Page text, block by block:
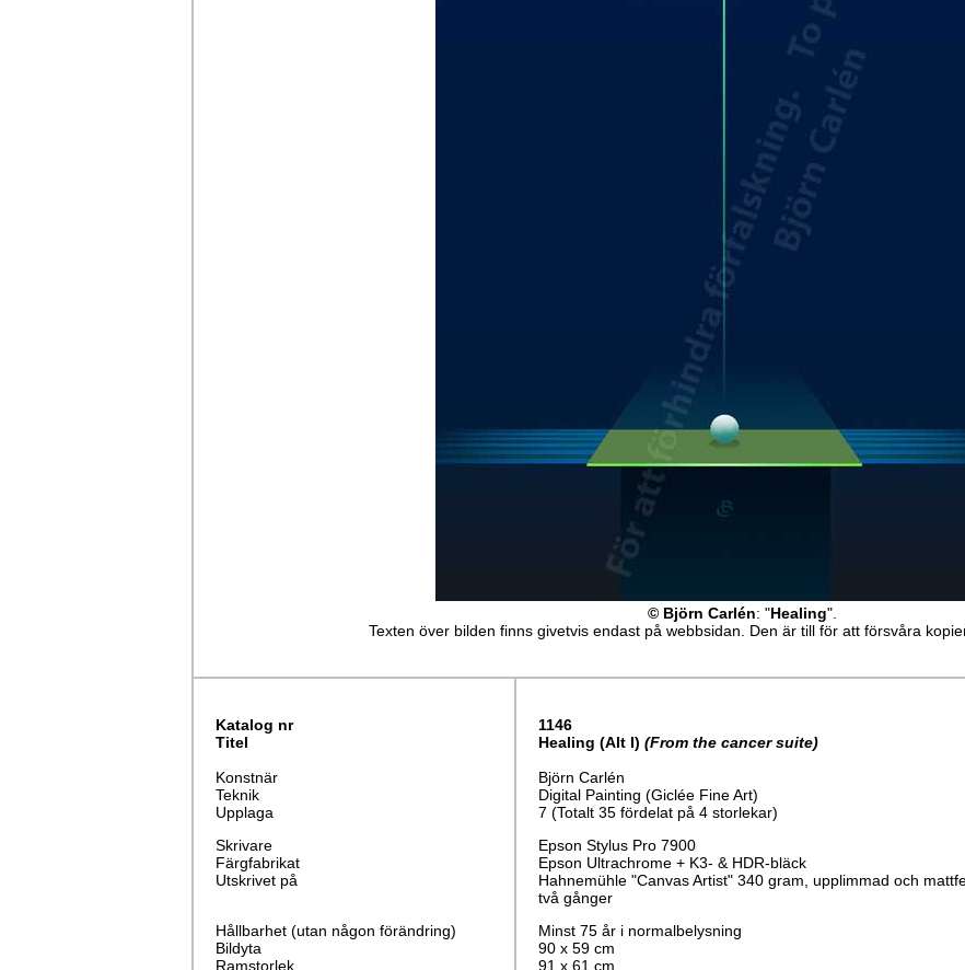
© Björn Carlén: "Healing".
Texten över bilden finns givetvis endast på webbsidan. Den är till för att försvåra
Katalog nr
Titel
Konstnär
Teknik
Upplaga
Skrivare
Färgfabrikat
Utskrivet på
Hållbarhet (utan någon förändring)
Bildyta
Ramstorlek
1146
Healing (Alt I) (From the cancer suite)
Björn Carlén
Digital Painting (Giclée Fine Art)
7 (Totalt 35 fördelat på 4 storlekar)
Epson Stylus Pro 7900
Epson Ultrachrome + K3- & HDR-bläck
Hahnemühle "Canvas Artist" 340 gram, upplimmad och
två gånger
Minst 75 år i normalbelysning
90 x 59 cm
91 x 61 cm